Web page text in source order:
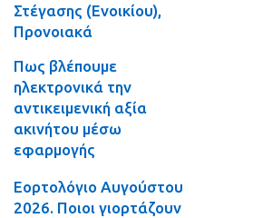
Στέγασης (Ενοικίου),
Προνοιακά
Πως βλέπουμε
ηλεκτρονικά την
αντικειμενική αξία
ακινήτου μέσω
εφαρμογής
Εορτολόγιο Αυγούστου
2026. Ποιοι γιορτάζουν